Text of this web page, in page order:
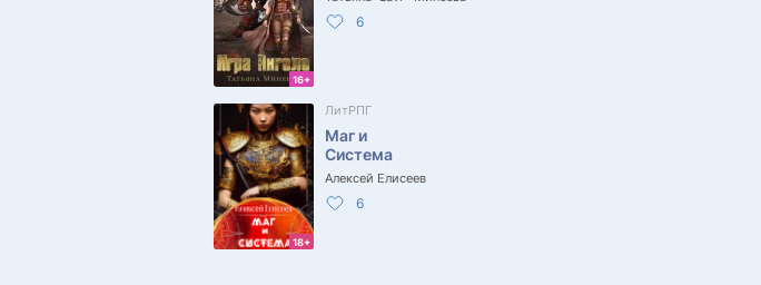
16+
6
18+
ЛитРПГ
Маг и
Система
Алексей Елисеев
6